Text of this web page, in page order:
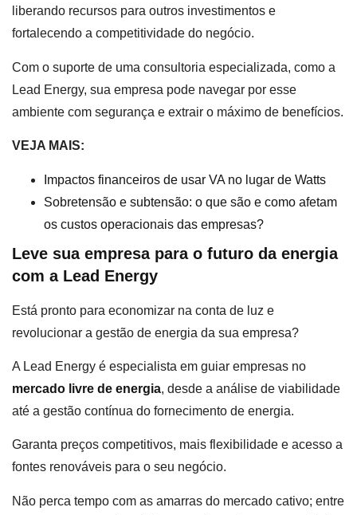
liberando recursos para outros investimentos e
fortalecendo a competitividade do negócio.
Com o suporte de uma consultoria especializada, como a
Lead Energy, sua empresa pode navegar por esse
ambiente com segurança e extrair o máximo de benefícios.
VEJA MAIS:
Impactos financeiros de usar VA no lugar de Watts
Sobretensão e subtensão: o que são e como afetam
os custos operacionais das empresas?
Leve sua empresa para o futuro da energia
com a Lead Energy
Está pronto para economizar na conta de luz e
revolucionar a gestão de energia da sua empresa?
A Lead Energy é especialista em guiar empresas no
mercado livre de energia, desde a análise de viabilidade
até a gestão contínua do fornecimento de energia.
Garanta preços competitivos, mais flexibilidade e acesso a
fontes renováveis para o seu negócio.
Não perca tempo com as amarras do mercado cativo; entre